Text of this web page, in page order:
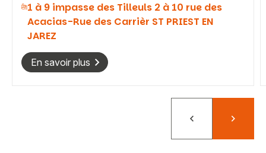
Rechercher
1 à 9 impasse des Tilleuls 2 à 10 rue des
Acacias-Rue des Carrièr ST PRIEST EN
JAREZ
En savoir plus
PrécédentSuivant